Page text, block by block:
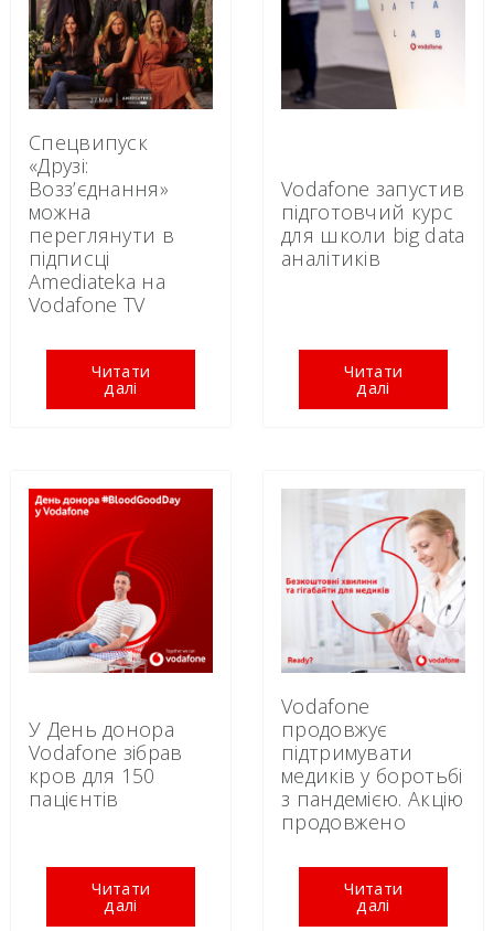
Спецвипуск
«Друзі:
Возз’єднання»
можна
переглянути в
підписці
Amediateka на
Vodafone TV
Читати
далі
Vodafone запустив
підготовчий курс
для школи big data
аналітиків
Читати
далі
У День донора
Vodafone зібрав
кров для 150
пацієнтів
Читати
далі
Vodafone
продовжує
підтримувати
медиків у боротьбі
з пандемією. Акцію
продовжено
Читати
далі